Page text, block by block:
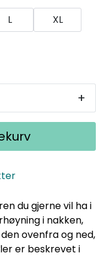
L
XL
+
du gjerne vil ha i
i nakken,
ovenfra og ned,
er beskrevet i